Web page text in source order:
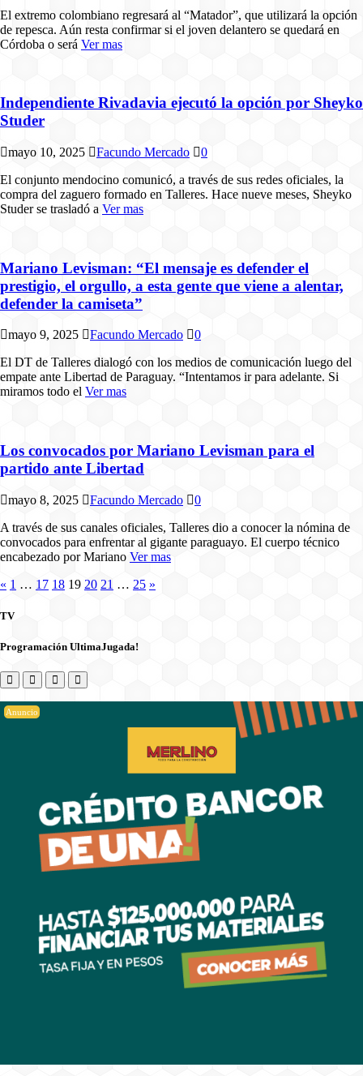
El extremo colombiano regresará al “Matador”, que utilizará la opción
de repesca. Aún resta confirmar si el joven delantero se quedará en
Córdoba o será Ver mas
Independiente Rivadavia ejecutó la opción por Sheyko
Studer
mayo 10, 2025 Facundo Mercado
0
El conjunto mendocino comunicó, a través de sus redes oficiales, la
compra del zaguero formado en Talleres. Hace nueve meses, Sheyko
Studer se trasladó a Ver mas
Mariano Levisman: “El mensaje es defender el
prestigio, el orgullo, a esta gente que viene a alentar,
defender la camiseta”
mayo 9, 2025 Facundo Mercado
0
El DT de Talleres dialogó con los medios de comunicación luego del
empate ante Libertad de Paraguay. “Intentamos ir para adelante. Si
miramos todo el Ver mas
Los convocados por Mariano Levisman para el
partido ante Libertad
mayo 8, 2025 Facundo Mercado
0
A través de sus canales oficiales, Talleres dio a conocer la nómina de
convocados para enfrentar al gigante paraguayo. El cuerpo técnico
encabezado por Mariano Ver mas
« 1 … 17 18 19 20 21 … 25 »
TV
Programación UltimaJugada!
Anuncio